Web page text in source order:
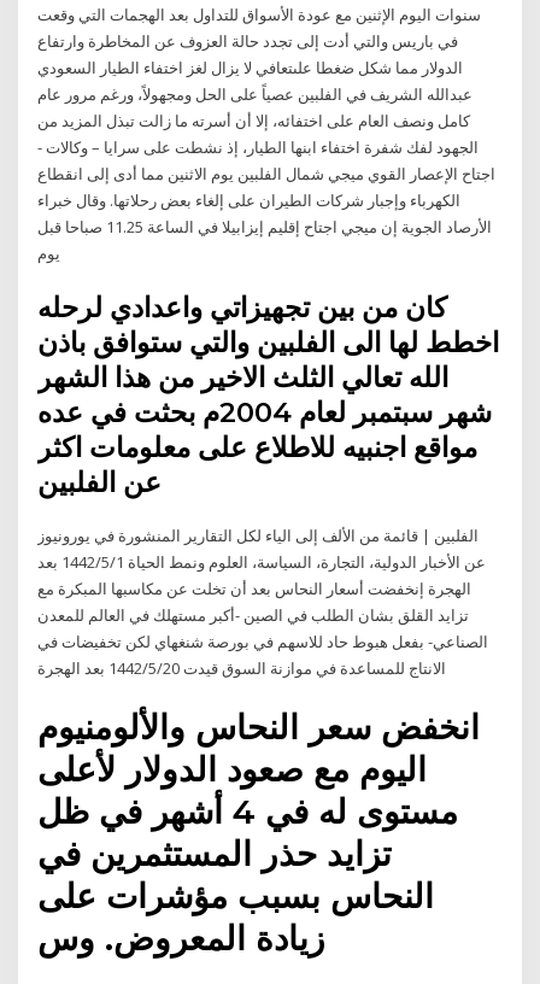
سنوات اليوم الإثنين مع عودة الأسواق للتداول بعد الهجمات التي وقعت
في باريس والتي أدت إلى تجدد حالة العزوف عن المخاطرة وارتفاع
الدولار مما شكل ضغطا علىتعافي لا يزال لغز اختفاء الطيار السعودي
عبدالله الشريف في الفلبين عصياً على الحل ومجهولاً، ورغم مرور عام
كامل ونصف العام على اختفائه، إلا أن أسرته ما زالت تبذل المزيد من
الجهود لفك شفرة اختفاء ابنها الطيار، إذ نشطت على سرايا – وكالات -
اجتاح الإعصار القوي ميجي شمال الفلبين يوم الاثنين مما أدى إلى انقطاع
الكهرباء وإجبار شركات الطيران على إلغاء بعض رحلاتها. وقال خبراء
الأرصاد الجوية إن ميجي اجتاح إقليم إيزابيلا في الساعة 11.25 صباحا قبل
يوم
كان من بين تجهيزاتي واعدادي لرحله
اخطط لها الى الفلبين والتي ستوافق باذن
الله تعالي الثلث الاخير من هذا الشهر
شهر سبتمبر لعام 2004م بحثت في عده
مواقع اجنبيه للاطلاع على معلومات اكثر
عن الفلبين
الفلبين | قائمة من الألف إلى الياء لكل التقارير المنشورة في يورونيوز
عن الأخبار الدولية، التجارة، السياسة، العلوم ونمط الحياة 1‏‏/5‏‏/1442 بعد
الهجرة إنخفضت أسعار النحاس بعد أن تخلت عن مكاسبها المبكرة مع
تزايد القلق بشان الطلب في الصين -أكبر مستهلك في العالم للمعدن
الصناعي- بفعل هبوط حاد للاسهم في بورصة شنغهاي لكن تخفيضات في
الانتاج للمساعدة في موازنة السوق قيدت 20‏‏/5‏‏/1442 بعد الهجرة
انخفض سعر النحاس والألومنيوم
اليوم مع صعود الدولار لأعلى
مستوى له في 4 أشهر في ظل
تزايد حذر المستثمرين في
النحاس بسبب مؤشرات على
زيادة المعروض. وس